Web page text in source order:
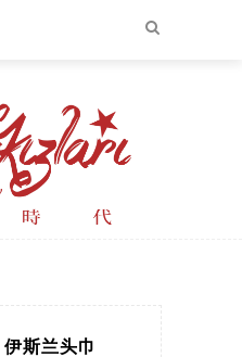
伊斯兰头巾